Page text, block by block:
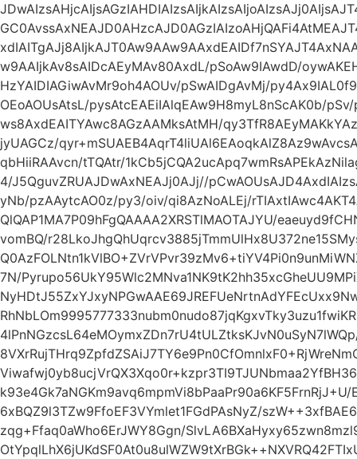
w9AAIjkAv8sAIDcAEyMAv80AxdL/pSoAw9IAwdD/
HzYAIDIAGiwAvMr9oh4AOUv/pSwAIDgAvMj/
OEoAOUsAtsL/pysAtcEAEiIAlqEAw9H8myL8nScAK0b/
ws8AxdEAITYAwc8AGzAAMksAtMH/
jyUAGCz/
qbHiiRAAvcn/tTQAtr/
4/J5QguvZRUAJDwAxNEAJj0AJj//
yNb/pzAAytcAO0z/py3/oiv/qi8AzNoALEj/
QlQAP1MA7P09hFgQAAAA2XRSTlMAOTAJYU/
vomBQ/
7N/
6xBQZ9l3TZw9FfoEF3VYmlet1FGdPAsNyZ/
zqg+Ffaq0aWho6ErJWY8Ggn/